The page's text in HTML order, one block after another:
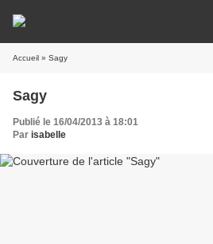
Accueil » Sagy
Sagy
Publié le 16/04/2013 à 18:01
Par isabelle